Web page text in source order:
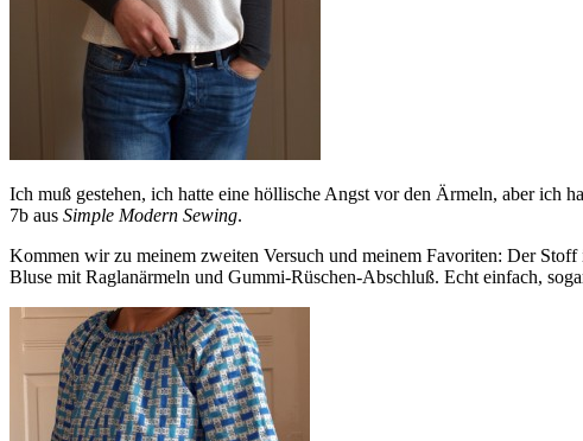
Ich muß gestehen, ich hatte eine höllische Angst vor den Ärmeln, aber ich
7b aus Simple Modern Sewing.
Kommen wir zu meinem zweiten Versuch und meinem Favoriten: Der
Bluse mit Raglanärmeln und Gummi-Rüschen-Abschluß. Echt einfach,